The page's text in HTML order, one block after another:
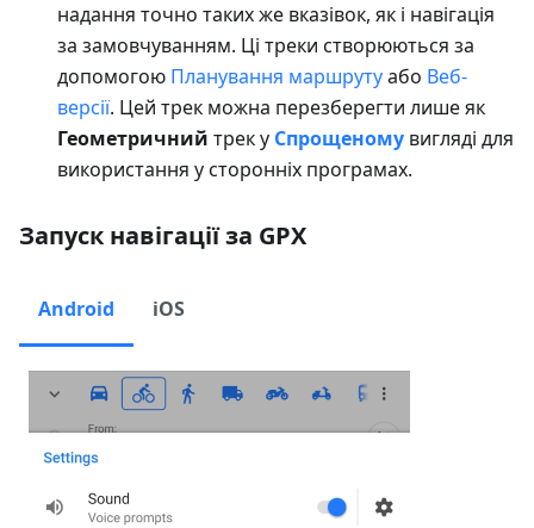
надання точно таких же вказівок, як і навігація
за замовчуванням. Ці треки створюються за
допомогою Планування маршрутуабо Веб-
версії. Цей трек можна перезберегти лише як
Геометричний трек у Спрощеному вигляді для
використання у сторонніх програмах.
Запуск навігації за GPX
Android iOS